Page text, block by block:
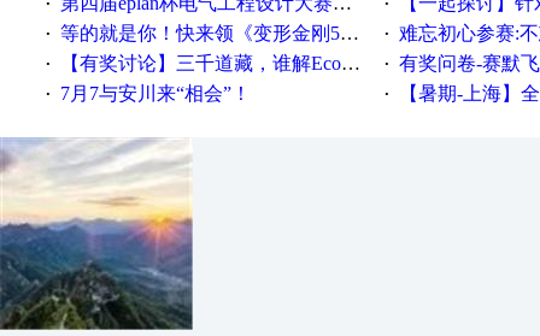
·
·
· 等的就是你！快来领《变形金刚5》观影券 · 难忘初心参赛:
· 【有奖讨论】三千道藏，谁解EcoStruxureMA领域之谜？ · 有奖问卷-赛默飞精细
· 7月7与安川来“相会”！ · 【暑期-上海】全国工业